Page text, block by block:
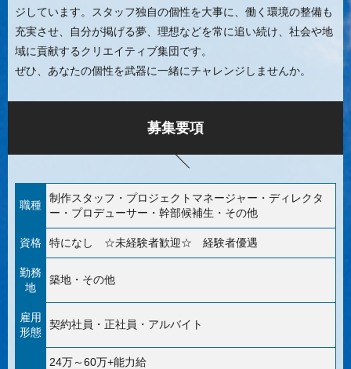
ジしています。スタッフ独自の個性を大事に、働く環境の整備も
充実させ、自分が掲げる夢、理想などを常に追い続け、社会や地
域に貢献するクリエイティブ集団です。
ぜひ、あなたの個性を武器に一緒にチャレンジしませんか。
募集要項
職種
制作スタッフ・プロジェクトマネージャー・ディレクタ
ー・プロデューサー・幹部候補生・その他
資格 特になし ☆未経験者歓迎☆ 経験者優遇
勤務
地
築地・その他
雇用
形態
契約社員・正社員・アルバイト
24万～60万+能力給